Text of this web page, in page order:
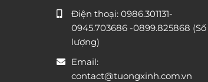
Điện thoại: 0986.301131-
0945.703686 -0899.825868 (Số
lượng)
Email:
contact@tuongxinh.com.vn